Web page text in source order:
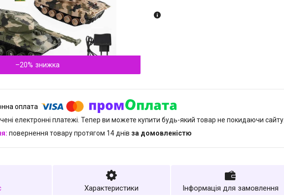
–20%
електронні платежі. Тепер ви можете купити будь-який товар не покидаючи сайту.
повернення товару протягом 14 днів за домовленістю
Характеристики Інформація для замовлення